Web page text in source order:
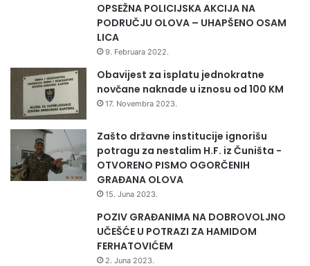
OPSEŽNA POLICIJSKA AKCIJA NA
PODRUČJU OLOVA – UHAPŠENO OSAM
LICA
9. Februara 2022.
Obavijest za isplatu jednokratne
novčane naknade u iznosu od 100 KM
17. Novembra 2023.
Zašto državne institucije ignorišu
potragu za nestalim H.F. iz Čuništa -
OTVORENO PISMO OGORČENIH
GRAĐANA OLOVA
15. Juna 2023.
POZIV GRAĐANIMA NA DOBROVOLJNO
UČEŠĆE U POTRAZI ZA HAMIDOM
FERHATOVIĆEM
2. Juna 2023.